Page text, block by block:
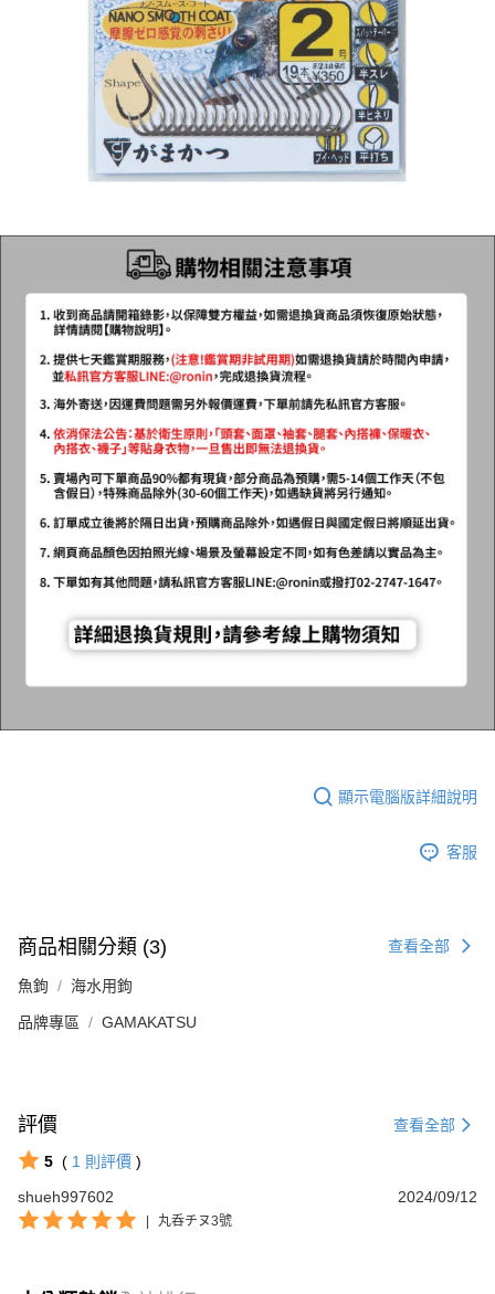
顯示電腦版詳細說明
客服
商品相關分類 (3) 查看全部
魚鉤 海水用鉤
品牌專區 GAMAKATSU
評價 查看全部
5 ( 1 則評價 )
shueh997602
2024/09/12
丸呑チヌ3號